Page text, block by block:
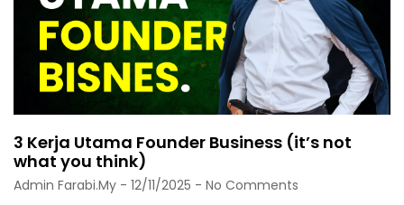
3 Kerja Utama Founder Business (it’s not
what you think)
Admin Farabi.my 12/11/2025 No Comments